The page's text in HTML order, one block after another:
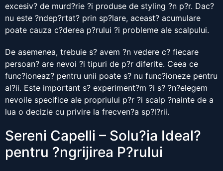
excesiv? de murd?rie ?i produse de styling ?n p?r. Dac?
nu este ?ndep?rtat? prin sp?lare, aceast? acumulare
poate cauza c?derea p?rului ?i probleme ale scalpului.
De asemenea, trebuie s? avem ?n vedere c? fiecare
persoan? are nevoi ?i tipuri de p?r diferite. Ceea ce
func?ioneaz? pentru unii poate s? nu func?ioneze pentru
al?ii. Este important s? experiment?m ?i s? ?n?elegem
nevoile specifice ale propriului p?r ?i scalp ?nainte de a
lua o decizie cu privire la frecven?a sp?l?rii.
Sereni Capelli – Solu?ia Ideal?
pentru ?ngrijirea P?rului